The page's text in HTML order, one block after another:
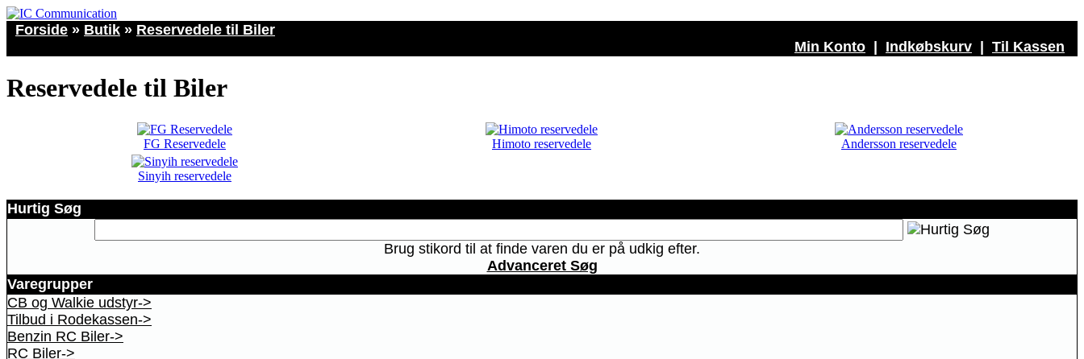
Forside » Butik » Reservedele til Biler
Min Konto
Indkøbskurv Til Kassen
Reservedele til Biler
FG Reservedele Himoto reservedele Andersson reservedele
Sinyih reservedele
Hurtig Søg
Brug stikord til at finde varen du er på udkig efter.
Advanceret Søg
Varegrupper
CB og Walkie udstyr->
Tilbud i Rodekassen->
Benzin RC Biler->
RC Biler->